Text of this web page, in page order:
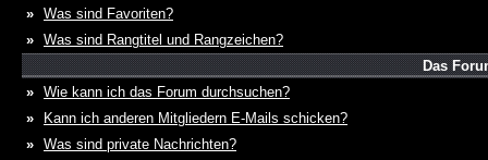
» Was sind Favoriten?
» Was sind Rangtitel und Rangzeichen?
Das
» Wie kann ich das Forum durchsuchen?
»
Kann ich anderen Mitgliedern E-Mails schicken?
» Was sind private Nachrichten?